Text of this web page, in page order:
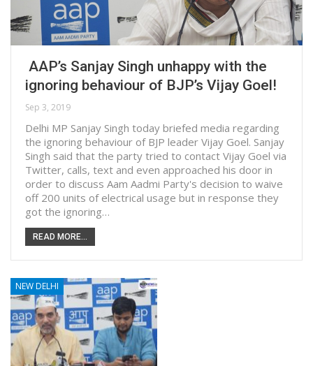
AAP’s Sanjay Singh unhappy with the
ignoring behaviour of BJP’s Vijay Goel!
Sep 3, 2019
Delhi MP Sanjay Singh today briefed media regarding
the ignoring behaviour of BJP leader Vijay Goel. Sanjay
Singh said that the party tried to contact Vijay Goel via
Twitter, calls, text and even approached his door in
order to discuss Aam Aadmi Party's decision to waive
off 200 units of electrical usage but in response they
got the ignoring…
READ MORE...
NEW DELHI